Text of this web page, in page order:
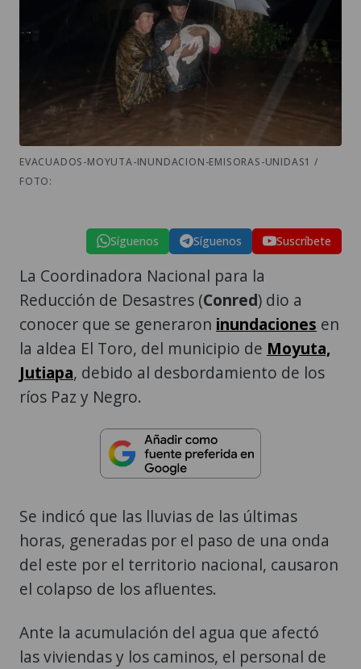
EVACUADOS-MOYUTA-INUNDACION-EMISORAS-UNIDAS1 /
FOTO:
Síguenos Síguenos Suscríbete
La Coordinadora Nacional para la
Reducción de Desastres (Conred) dio a
conocer que se generaron inundaciones en
la aldea El Toro, del municipio de Moyuta,
Jutiapa, debido al desbordamiento de los
ríos Paz y Negro.
Se indicó que las lluvias de las últimas
horas, generadas por el paso de una onda
del este por el territorio nacional, causaron
el colapso de los afluentes.
Ante la acumulación del agua que afectó
las viviendas y los caminos, el personal de